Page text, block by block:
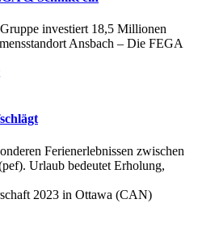
investiert 18,5 Millionen
Ansbach – Die FEGA
Ferienerlebnissen zwischen
Urlaub bedeutet Erholung,